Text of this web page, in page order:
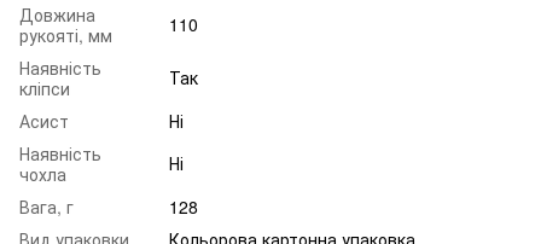
Довжина
рукояті, мм
110
Наявність
кліпси
Так
Асист
Ні
Наявність
чохла
Ні
Вага, г
128
Вид упаковки
Кольорова картонна упаковка